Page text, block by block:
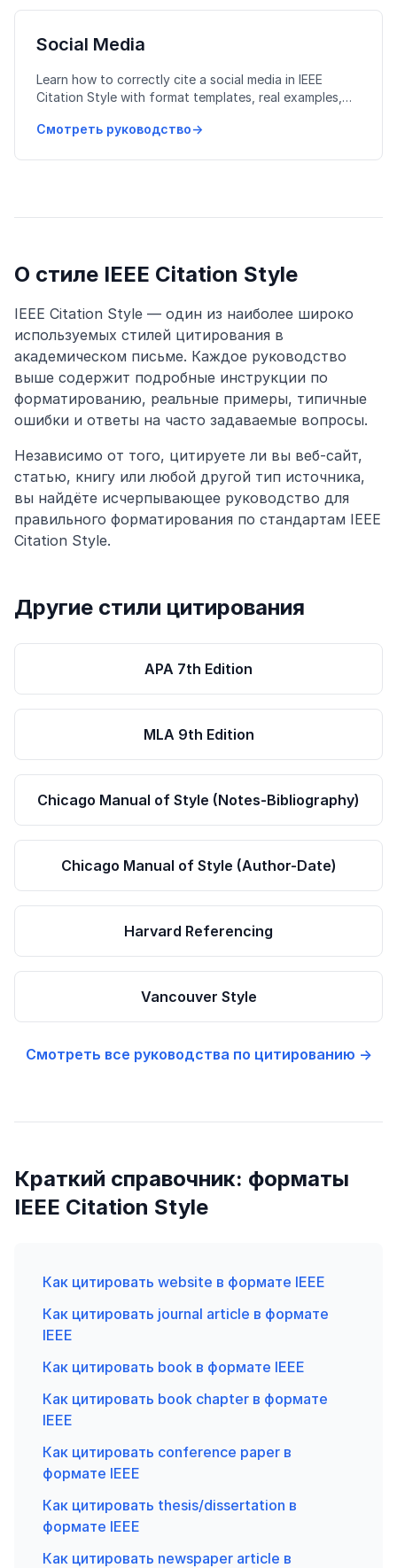
Social Media
Learn how to correctly cite a social media in IEEE
Citation Style with format templates, real examples,
Смотреть руководство→
О стиле IEEE Citation Style
IEEE Citation Style — один из наиболее широко
используемых стилей цитирования в
академическом письме. Каждое руководство
выше содержит подробные инструкции по
форматированию, реальные примеры, типичные
ошибки и ответы на часто задаваемые вопросы.
Независимо от того, цитируете ли вы веб-сайт,
статью, книгу или любой другой тип источника,
вы найдёте исчерпывающее руководство для
правильного форматирования по стандартам IEEE
Citation Style.
Другие стили цитирования
APA 7th Edition
MLA 9th Edition
Chicago Manual of Style (Notes-Bibliography)
Chicago Manual of Style (Author-Date)
Harvard Referencing
Vancouver Style
Смотреть все руководства по цитированию →
Краткий справочник: форматы
IEEE Citation Style
Как цитировать website в формате IEEE
Как цитировать journal article в формате
IEEE
Как цитировать book в формате IEEE
Как цитировать book chapter в формате
IEEE
Как цитировать conference paper в
формате IEEE
Как цитировать thesis/dissertation в
формате IEEE
Как цитировать newspaper article в